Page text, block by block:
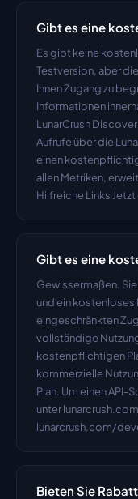
Gibt es eine
Es gibt keine
Testversion, aber
Ihnen Zugang zu
Informationen
LunarCrush
Aufrufe über die
einen
allen Metriken,
Hilfreiche Links
Gibt es eine
Gewissermaßen.
und ein kostenloses
eingeschränkten
vollständige
kostenpflichtigen
kommerzielle
Plan. Um einen API-
unter
lunarcrush.com/
Bieten Sie